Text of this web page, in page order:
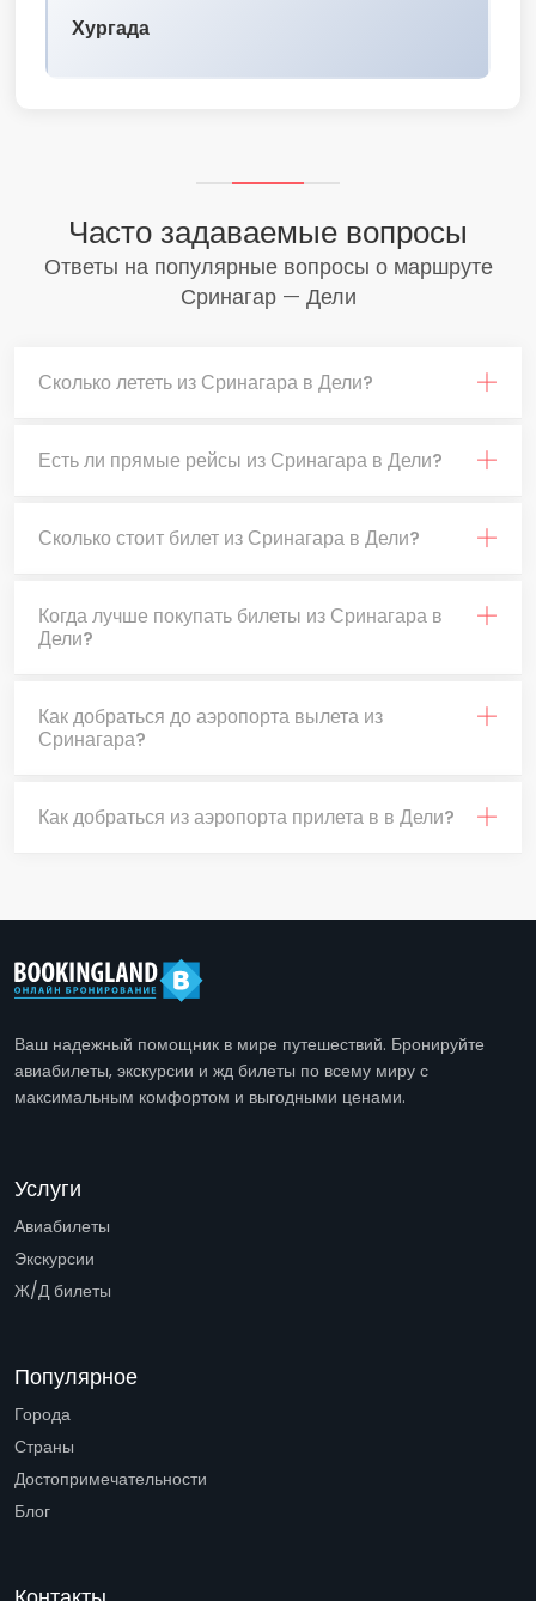
Хургада
Часто задаваемые вопросы
Ответы на популярные вопросы о маршруте
Сринагар — Дели
Сколько лететь из Сринагара в Дели?
Есть ли прямые рейсы из Сринагара в Дели?
Сколько стоит билет из Сринагара в Дели?
Когда лучше покупать билеты из Сринагара в
Дели?
Как добраться до аэропорта вылета из
Сринагара?
Как добраться из аэропорта прилета в в Дели?
Ваш надежный помощник в мире путешествий. Бронируйте
авиабилеты, экскурсии и жд билеты по всему миру с
максимальным комфортом и выгодными ценами.
Услуги
Авиабилеты
Экскурсии
Ж/Д билеты
Популярное
Города
Страны
Достопримечательности
Блог